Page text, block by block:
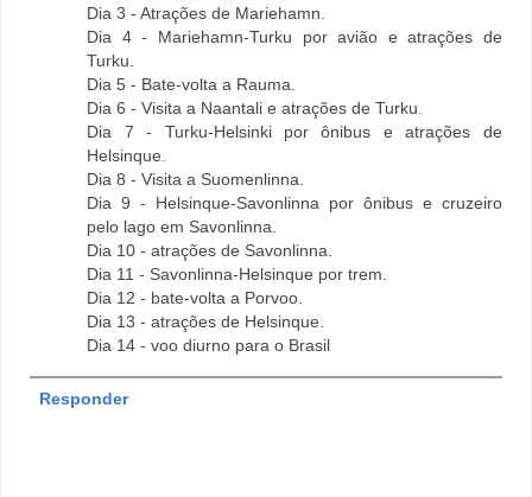
Dia 3 - Atrações de Mariehamn.
Dia 4 - Mariehamn-Turku por avião e atrações de
Turku.
Dia 5 - Bate-volta a Rauma.
Dia 6 - Visita a Naantali e atrações de Turku.
Dia 7 - Turku-Helsinki por ônibus e atrações de
Helsinque.
Dia 8 - Visita a Suomenlinna.
Dia 9 - Helsinque-Savonlinna por ônibus e cruzeiro
pelo lago em Savonlinna.
Dia 10 - atrações de Savonlinna.
Dia 11 - Savonlinna-Helsinque por trem.
Dia 12 - bate-volta a Porvoo.
Dia 13 - atrações de Helsinque.
Dia 14 - voo diurno para o Brasil
Responder